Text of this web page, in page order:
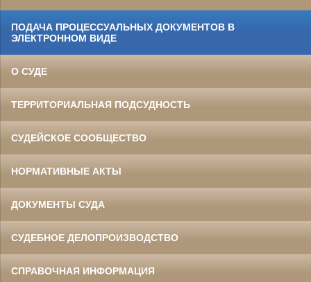
ПОДАЧА ПРОЦЕССУАЛЬНЫХ ДОКУМЕНТОВ В
ЭЛЕКТРОННОМ ВИДЕ
О СУДЕ
ТЕРРИТОРИАЛЬНАЯ ПОДСУДНОСТЬ
СУДЕЙСКОЕ СООБЩЕСТВО
НОРМАТИВНЫЕ АКТЫ
ДОКУМЕНТЫ СУДА
СУДЕБНОЕ ДЕЛОПРОИЗВОДСТВО
СПРАВОЧНАЯ ИНФОРМАЦИЯ